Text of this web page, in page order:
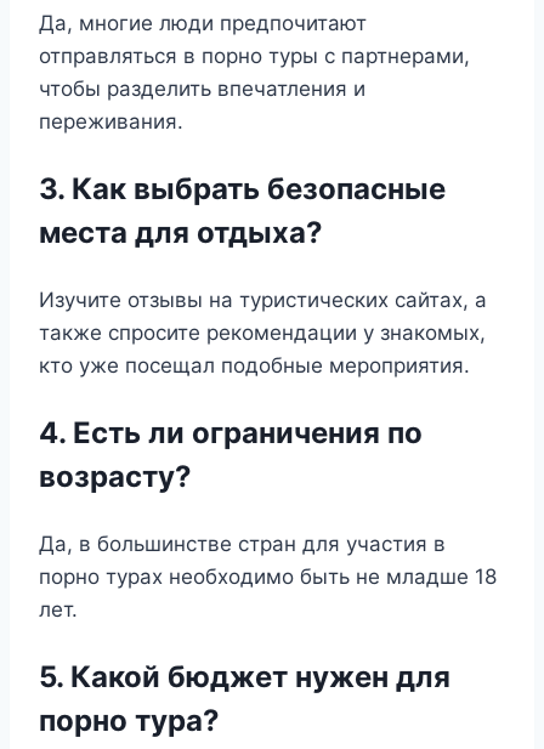
Да, многие люди предпочитают
отправляться в порно туры с партнерами,
чтобы разделить впечатления и
переживания.
3. Как выбрать безопасные
места для отдыха?
Изучите отзывы на туристических сайтах, а
также спросите рекомендации у знакомых,
кто уже посещал подобные мероприятия.
4. Есть ли ограничения по
возрасту?
Да, в большинстве стран для участия в
порно турах необходимо быть не младше 18
лет.
5. Какой бюджет нужен для
порно тура?